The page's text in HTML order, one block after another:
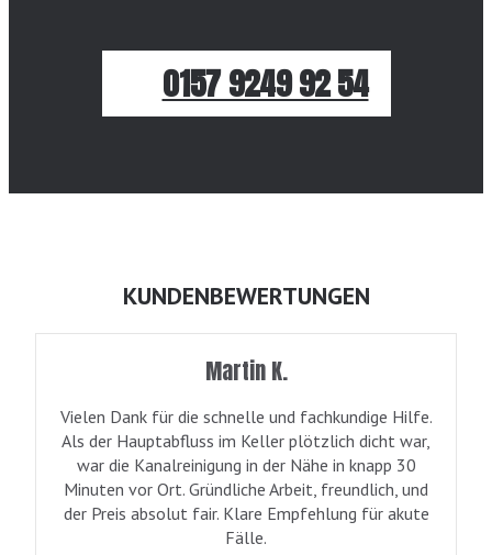
0157 9249 92 54
KUNDENBEWERTUNGEN
Martin K.
Vielen Dank für die schnelle und fachkundige Hilfe.
Als der Hauptabfluss im Keller plötzlich dicht war,
war die Kanalreinigung in der Nähe in knapp 30
Minuten vor Ort. Gründliche Arbeit, freundlich, und
der Preis absolut fair. Klare Empfehlung für akute
Fälle.